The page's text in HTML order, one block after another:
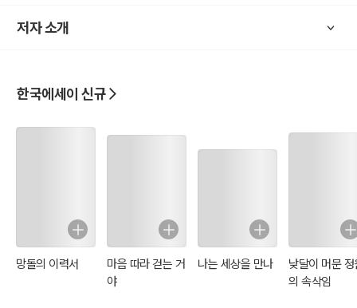
저자 소개
한국에세이 신규
망돌의 이력서
마음 따라 걷는 거
야
나는 세상을 만나
낮달이 머문 정
의 속삭임